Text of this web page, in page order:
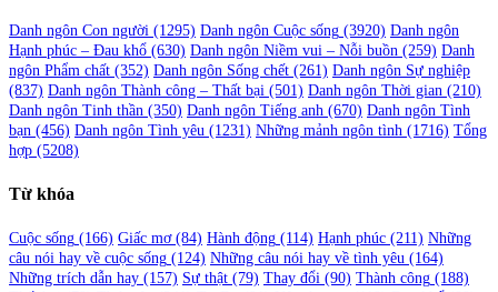
Danh ngôn Con người (1295) Danh ngôn Cuộc sống (3920) Danh ngôn
Hạnh phúc – Đau khổ (630) Danh ngôn Niềm vui – Nỗi buồn (259) Danh
ngôn Phẩm chất (352) Danh ngôn Sống chết (261) Danh ngôn Sự nghiệp
(837) Danh ngôn Thành công – Thất bại (501) Danh ngôn Thời gian (210)
Danh ngôn Tinh thần (350) Danh ngôn Tiếng anh (670) Danh ngôn Tình
bạn (456) Danh ngôn Tình yêu (1231) Những mảnh ngôn tình (1716) Tổng
hợp (5208)
Từ khóa
Cuộc sống (166) Giấc mơ(84) Hành động (114) Hạnh phúc (211) Những
câu nói hay về cuộc sống (124) Những câu nói hay về tình yêu (164)
Những trích dẫn hay (157) Sự thật (79) Thay đổi (90) Thành công (188)